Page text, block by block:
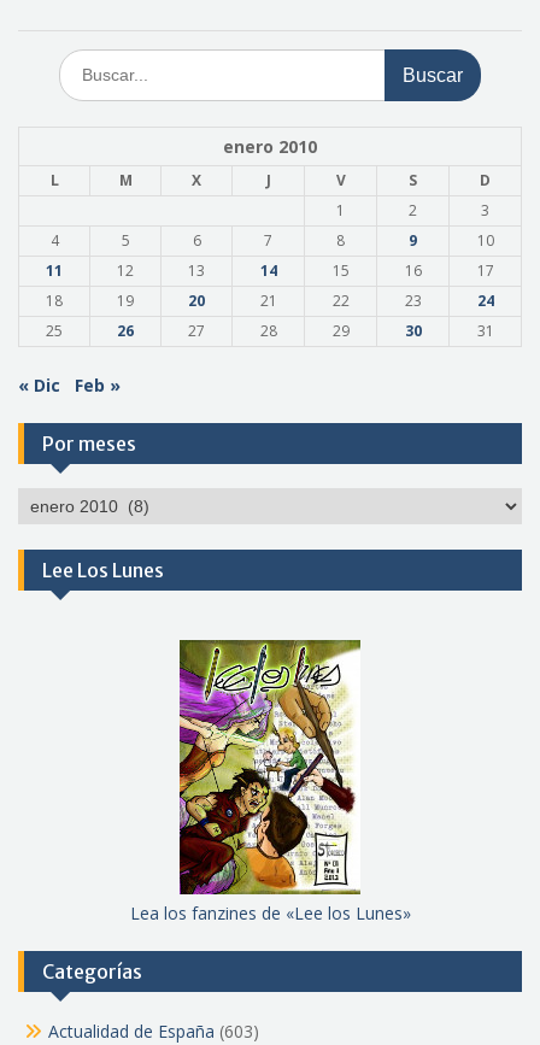
Buscar:
enero 2010
L M X J V S
D
1
2
3
4
5 6 7 8 9
10
11
12 13 14 15 16
17
18
19 20 21 22 23
24
25
26 27 28 29 30 31
« Dic Feb »
Por meses
Por
Lee Los Lunes
Lea los fanzines de «Lee los Lunes»
Categorías
Actualidad de España (603)